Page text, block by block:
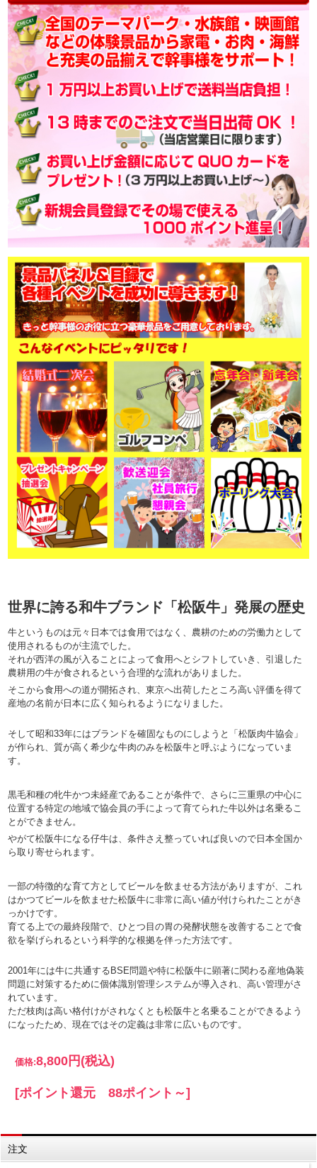
世界に誇る和牛ブランド「松阪牛」発展の歴史
牛というものは元々日本では食用ではなく、農耕のための労働力として
使用されるものが主流でした。
それが西洋の風が入ることによって食用へとシフトしていき、引退した
農耕用の牛が食されるという合理的な流れがありました。
そこから食用への道が開拓され、東京へ出荷したところ高い評価を得て
産地の名前が日本に広く知られるようになりました。
そして昭和33年にはブランドを確固なものにしようと「松阪肉牛協会」
が作られ、質が高く希少な牛肉のみを松阪牛と呼ぶようになっていま
す。
黒毛和種の牝牛かつ未経産であることが条件で、さらに三重県の中心に
位置する特定の地域で協会員の手によって育てられた牛以外は名乗るこ
とができません。
やがて松阪牛になる仔牛は、条件さえ整っていれば良いので日本全国か
ら取り寄せられます。
一部の特徴的な育て方としてビールを飲ませる方法がありますが、これ
はかつてビールを飲ませた松阪牛に非常に高い値が付けられたことがき
っかけです。
育てる上での最終段階で、ひとつ目の胃の発酵状態を改善することで食
欲を挙げられるという科学的な根拠を伴った方法です。
2001年には牛に共通するBSE問題や特に松阪牛に顕著に関わる産地偽装
問題に対策するために個体識別管理システムが導入され、高い管理がさ
れています。
ただ枝肉は高い格付けがされなくとも松阪牛と名乗ることができるよう
になったため、現在ではその定義は非常に広いものです。
価格:8,800円 (税込)
[ポイント還元 88ポイント～]
注文